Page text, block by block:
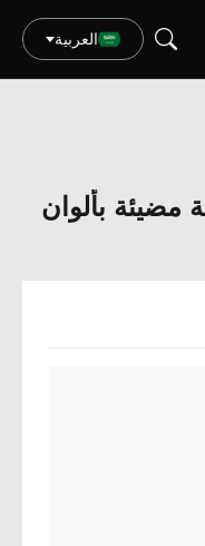
العربية
مضيئة بألوان